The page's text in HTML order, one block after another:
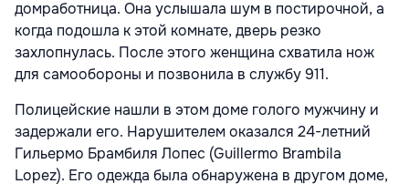
домработница. Она услышала шум в постирочной, а
когда подошла к этой комнате, дверь резко
захлопнулась. После этого женщина схватила нож
для самообороны и позвонила в службу 911.
Полицейские нашли в этом доме голого мужчину и
задержали его. Нарушителем оказался 24-летний
Гильермо Брамбиля Лопес (Guillermo Brambila
Lopez). Его одежда была обнаружена в другом доме,